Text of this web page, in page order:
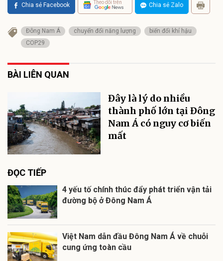
Chia sẻ Facebook Theo dõi trên Chia sẻ Zalo
Đông Nam Á chuyển đổi năng lượng
biến đổi khí hậu
COP29
BÀI LIÊN QUAN
Đây là lý do nhiều
thành phố lớn tại Đông
Nam Á có nguy cơ biến
mất
ĐỌC TIẾP
4 yếu tố chính thúc đẩy phát triển vận tải
đường bộ ở Đông Nam Á
Việt Nam dẫn đầu Đông Nam Á về chuỗi
cung ứng toàn cầu